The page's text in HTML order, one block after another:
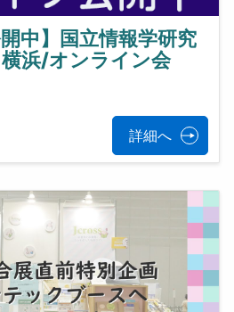
中】国立情報学研究
浜/オンライン会
詳細へ